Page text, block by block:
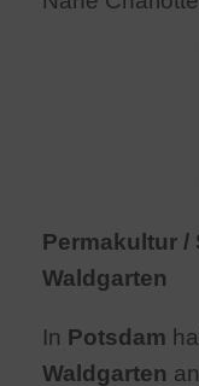
Permakultur
Waldgarten
In Potsdam
Waldgarten